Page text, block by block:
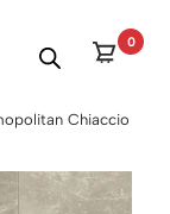
0
Chiaccio